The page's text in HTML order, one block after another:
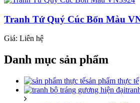
Tranh Tứ Quý Cúc Bốn Màu
Giá: Liên hệ
Danh mục sản phẩm
sản phẩm thực tế